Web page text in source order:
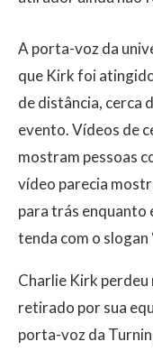
A porta-voz da
que Kirk foi
de distância, cerca
evento. Vídeos de
mostram pessoas
vídeo parecia
para trás enquanto
tenda com o slogan
Charlie Kirk perdeu
retirado por sua
porta-voz da